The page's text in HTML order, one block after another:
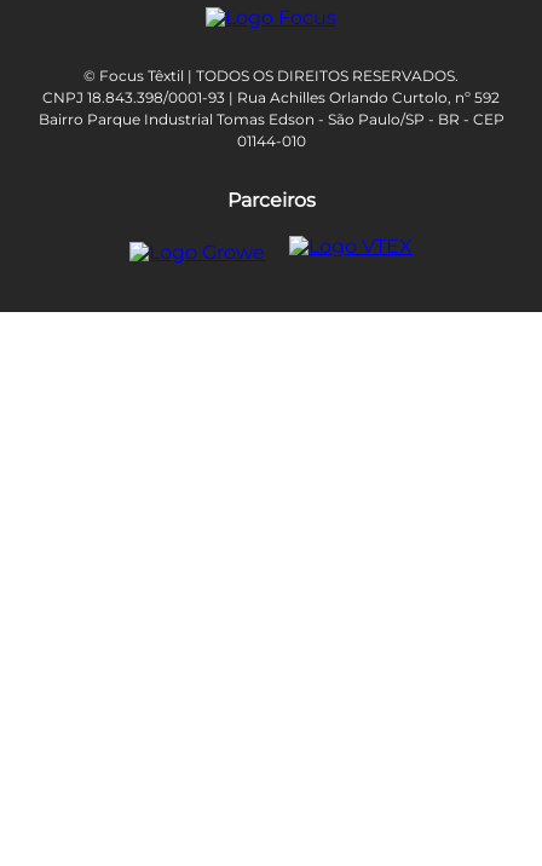
© Focus Têxtil | TODOS OS DIREITOS RESERVADOS.
CNPJ 18.843.398/0001-93 | Rua Achilles Orlando Curtolo, nº 592
Bairro Parque Industrial Tomas Edson - São Paulo/SP - BR - CEP
01144-010
Parceiros